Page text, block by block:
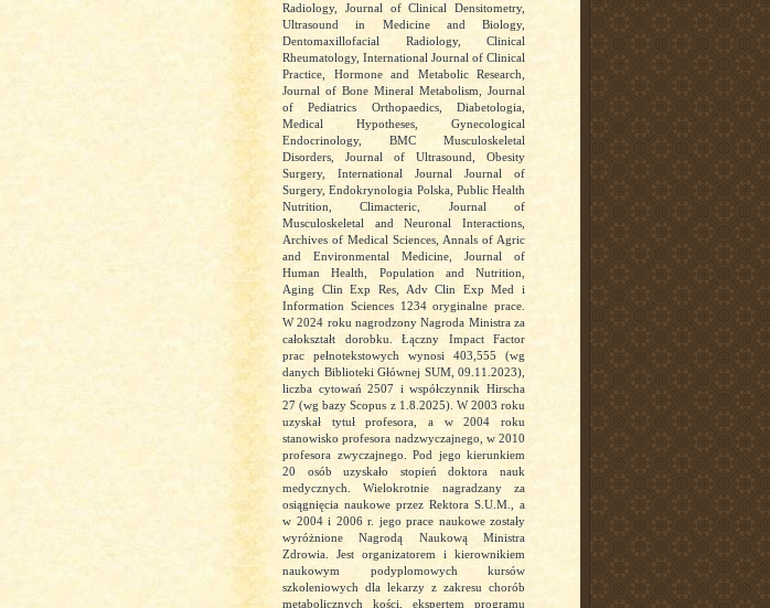
Radiology, Journal of Clinical Densitometry,
Ultrasound in Medicine and Biology,
Dentomaxillofacial Radiology, Clinical
Rheumatology, International Journal of Clinical
Practice, Hormone and Metabolic Research,
Journal of Bone Mineral Metabolism, Journal
of Pediatrics Orthopaedics, Diabetologia,
Medical Hypotheses, Gynecological
Endocrinology, BMC Musculoskeletal
Disorders, Journal of Ultrasound, Obesity
Surgery, International Journal Journal of
Surgery, Endokrynologia Polska, Public Health
Nutrition, Climacteric, Journal of
Musculoskeletal and Neuronal Interactions,
Archives of Medical Sciences, Annals of Agric
and Environmental Medicine, Journal of
Human Health, Population and Nutrition,
Aging Clin Exp Res, Adv Clin Exp Med i
Information Sciences 1234 oryginalne prace.
W 2024 roku nagrodzony Nagroda Ministra za
całokształt dorobku. Łączny Impact Factor
prac pełnotekstowych wynosi 403,555 (wg
danych Biblioteki Głównej SUM, 09.11.2023),
liczba cytowań 2507 i współczynnik Hirscha
27 (wg bazy Scopus z 1.8.2025). W 2003 roku
uzyskał tytuł profesora, a w 2004 roku
stanowisko profesora nadzwyczajnego, w 2010
profesora zwyczajnego. Pod jego kierunkiem
20 osób uzyskało stopień doktora nauk
medycznych. Wielokrotnie nagradzany za
osiągnięcia naukowe przez Rektora S.U.M., a
w 2004 i 2006 r. jego prace naukowe zostały
wyróżnione Nagrodą Naukową Ministra
Zdrowia. Jest organizatorem i kierownikiem
naukowym podyplomowych kursów
szkoleniowych dla lekarzy z zakresu chorób
metabolicznych kości, ekspertem programu